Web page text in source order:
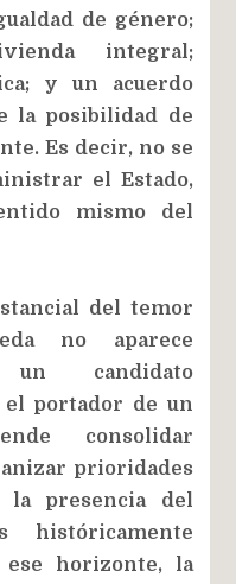
de género;
integral;
y un acuerdo
la posibilidad de
Es decir, no se
el Estado,
mismo del
del temor
no aparece
un candidato
portador de un
consolidar
prioridades
la presencia del
históricamente
ese horizonte, la